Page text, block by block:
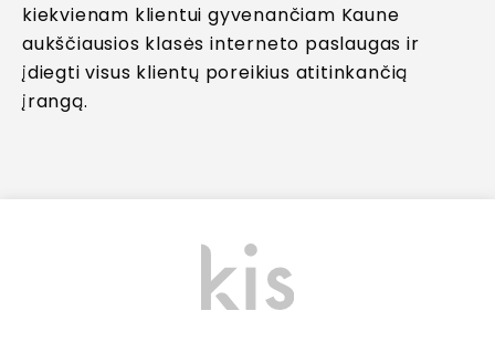
kiekvienam klientui gyvenančiam Kaune
aukščiausios klasės interneto paslaugas ir
įdiegti visus klientų poreikius atitinkančią
įrangą.